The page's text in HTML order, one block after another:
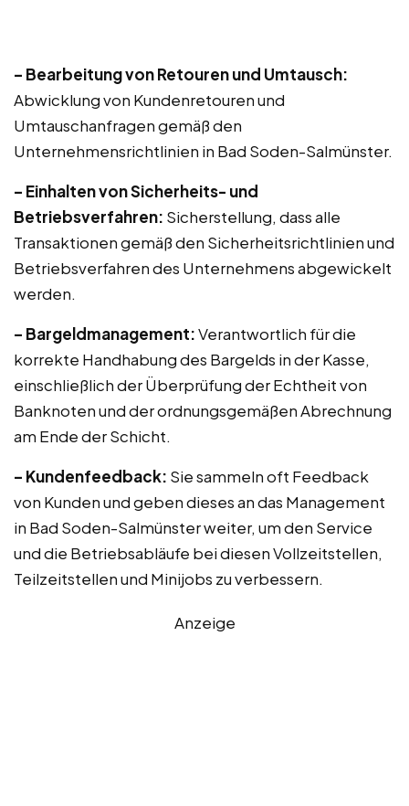
– Bearbeitung von Retouren und Umtausch:
Abwicklung von Kundenretouren und
Umtauschanfragen gemäß den
Unternehmensrichtlinien in Bad Soden-Salmünster.
– Einhalten von Sicherheits- und
Betriebsverfahren: Sicherstellung, dass alle
Transaktionen gemäß den Sicherheitsrichtlinien und
Betriebsverfahren des Unternehmens abgewickelt
werden.
– Bargeldmanagement:Verantwortlich für die
korrekte Handhabung des Bargelds in der Kasse,
einschließlich der Überprüfung der Echtheit von
Banknoten und der ordnungsgemäßen Abrechnung
am Ende der Schicht.
– Kundenfeedback: Sie sammeln oft Feedback
von Kunden und geben dieses an das Management
in Bad Soden-Salmünster weiter, um den Service
und die Betriebsabläufe bei diesen Vollzeitstellen,
Teilzeitstellen und Minijobs zu verbessern.
Anzeige